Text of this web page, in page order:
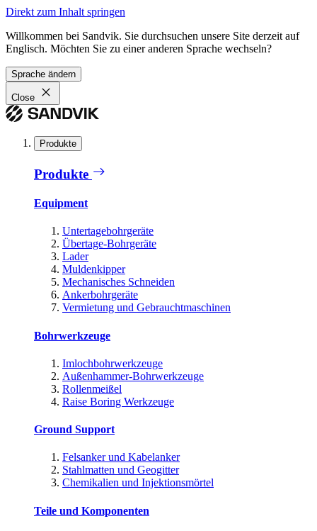
Direkt zum Inhalt springen
Willkommen bei Sandvik. Sie durchsuchen unsere Site derzeit auf
Englisch. Möchten Sie zu einer anderen Sprache wechseln?
Sprache ändern
Close
Produkte
Produkte
Equipment
Untertagebohrgeräte
Übertage-Bohrgeräte
Lader
Muldenkipper
Mechanisches Schneiden
Ankerbohrgeräte
Vermietung und Gebrauchtmaschinen
Bohrwerkzeuge
Imlochbohrwerkzeuge
Außenhammer-Bohrwerkzeuge
Rollenmeißel
Raise Boring Werkzeuge
Ground Support
Felsanker und Kabelanker
Stahlmatten und Geogitter
Chemikalien und Injektionsmörtel
Teile und Komponenten